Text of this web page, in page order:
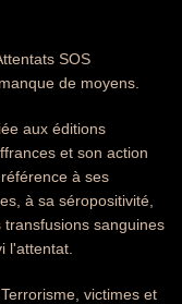
SOS
de moyens.
aux éditions
et son action
à ses
à sa séropositivité,
sanguines
l'attentat.
victimes et